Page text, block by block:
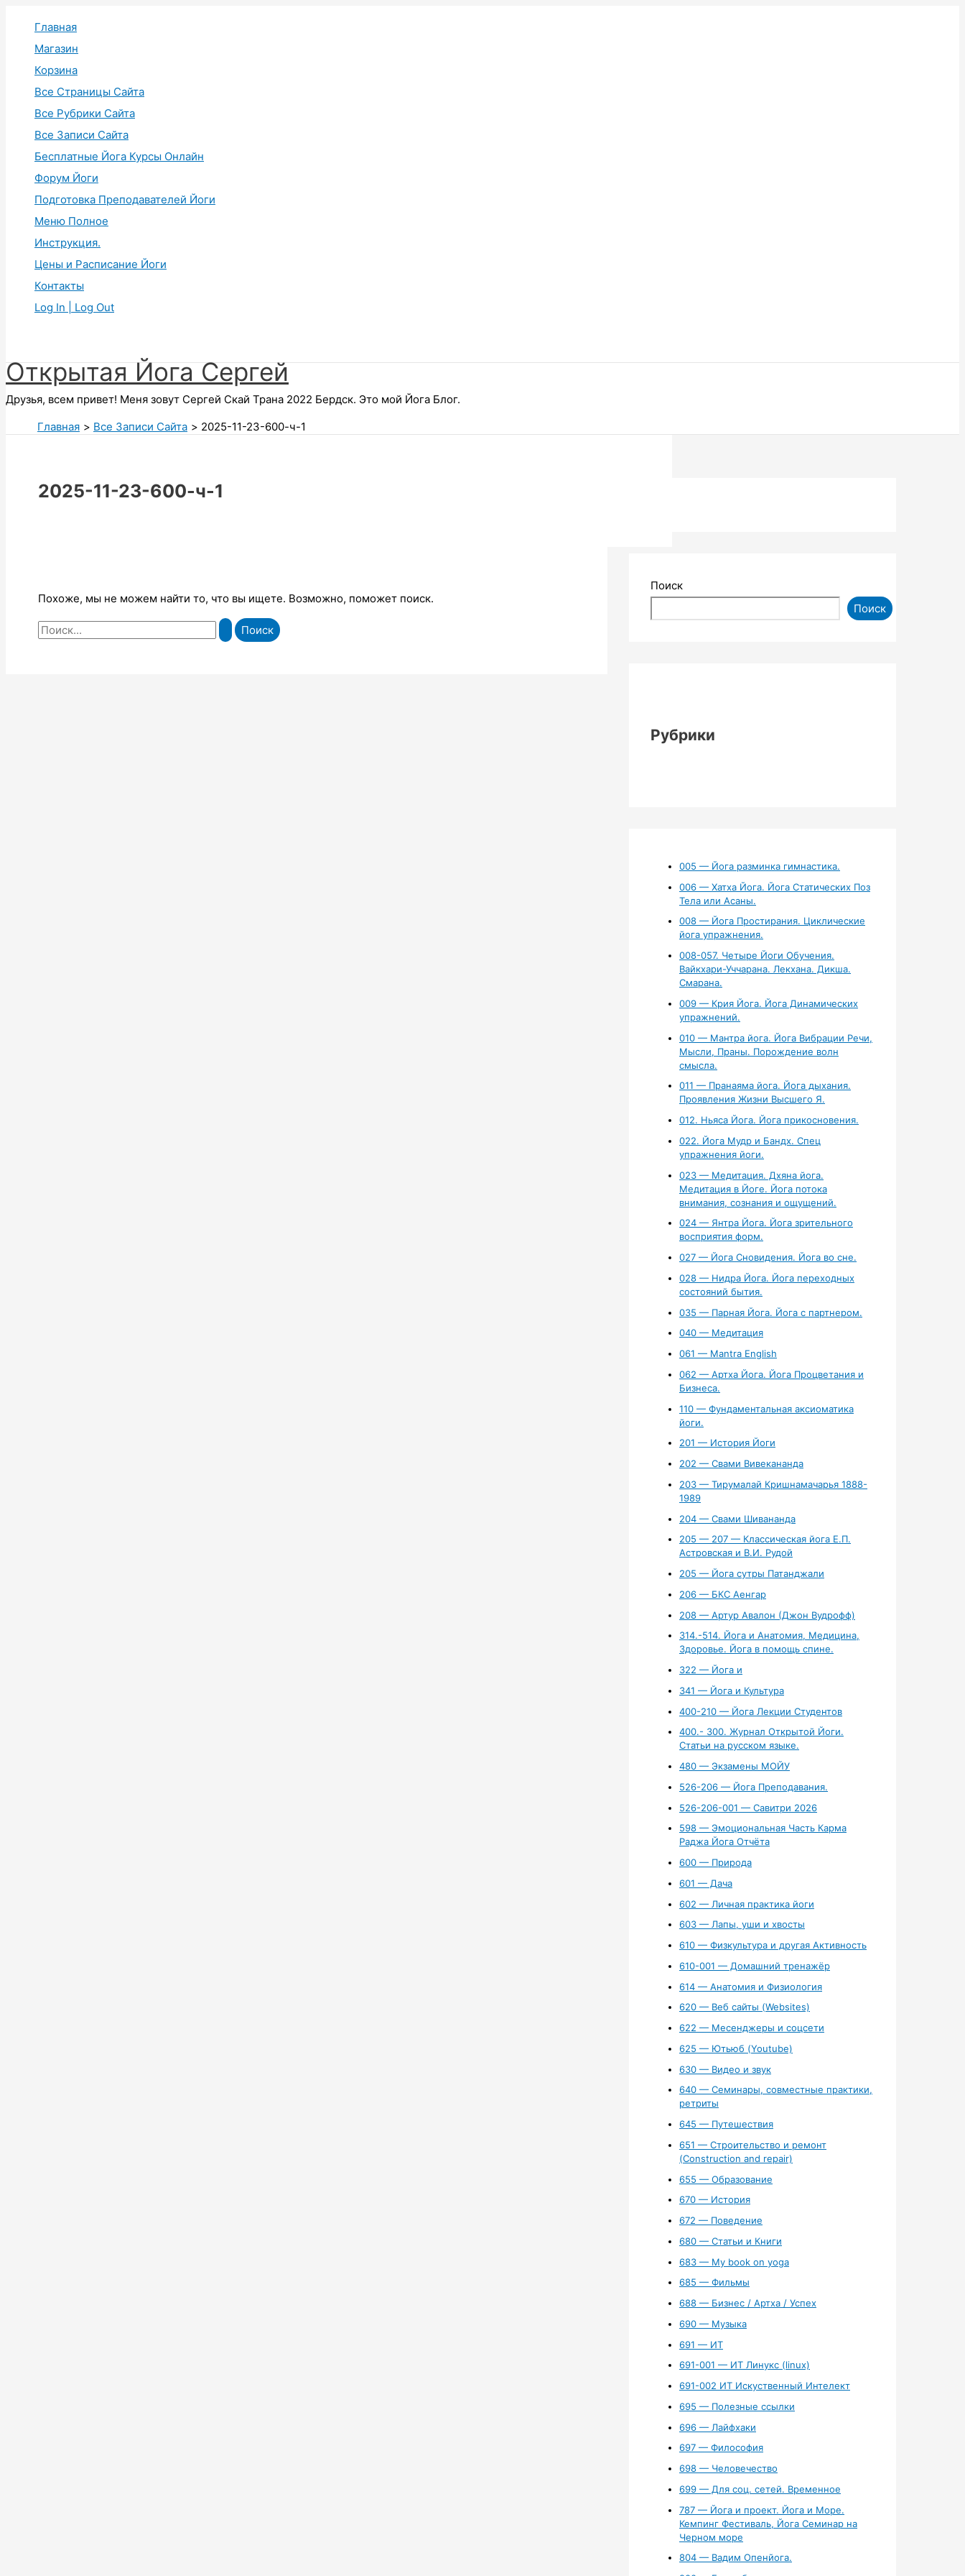
содержимому
Главная
Магазин
Корзина
Все Страницы Сайта
Все Рубрики Сайта
Все Записи Сайта
Бесплатные Йога Курсы Онлайн
Форум Йоги
Подготовка Преподавателей Йоги
Меню Полное
Инструкция.
Цены и Расписание Йоги
Контакты
Log In | Log Out
Открытая Йога Сергей
Друзья, всем привет! Меня зовут Сергей Скай Трана 2022 Бердск. Это мой Йога Блог.
Главная
Все Записи Сайта 2025-11-23-600-ч-1
2025-11-23-600-ч-1
Похоже, мы не можем найти то, что вы ищете. Возможно, поможет поиск.
Поиск:
Поиск
Поиск
Рубрики
005 — Йога разминка гимнастика.
006 — Хатха Йога. Йога Статических Поз
Тела или Асаны.
008 — Йога Простирания. Циклические
йога упражнения.
008-057. Четыре Йоги Обучения.
Вайкхари-Уччарана. Лекхана. Дикша.
Смарана.
009 — Крия Йога. Йога Динамических
упражнений.
010 — Мантра йога. Йога Вибрации Речи,
Мысли, Праны. Порождение волн
смысла.
011 — Пранаяма йога. Йога дыхания.
Проявления Жизни Высшего Я.
012. Ньяса Йога. Йога прикосновения.
022. Йога Мудр и Бандх. Спец
упражнения йоги.
023 — Медитация. Дхяна йога.
Медитация в Йоге. Йога потока
внимания, сознания и ощущений.
024 — Янтра Йога. Йога зрительного
восприятия форм.
027 — Йога Сновидения. Йога во сне.
028 — Нидра Йога. Йога переходных
состояний бытия.
035 — Парная Йога. Йога с партнером.
040 — Медитация
061 — Mantra English
062 — Артха Йога. Йога Процветания и
Бизнеса.
110 — Фундаментальная аксиоматика
йоги.
201 — История Йоги
202 — Свами Вивекананда
203 — Тирумалай Кришнамачарья 1888-
1989
204 — Свами Шивананда
205 — 207 — Классическая йога Е.П.
Астровская и В.И. Рудой
205 — Йога сутры Патанджали
206 — БКС Аенгар
208 — Артур Авалон (Джон Вудрофф)
314.-514. Йога и Анатомия, Медицина,
Здоровье. Йога в помощь спине.
322 — Йога и
341 — Йога и Культура
400-210 — Йога Лекции Студентов
400.- 300. Журнал Открытой Йоги.
Статьи на русском языке.
480 — Экзамены МОЙУ
526-206 — Йога Преподавания.
526-206-001 — Савитри 2026
598 — Эмоциональная Часть Карма
Раджа Йога Отчёта
600 — Природа
601 — Дача
602 — Личная практика йоги
603 — Лапы, уши и хвосты
610 — Физкультура и другая Активность
610-001 — Домашний тренажёр
614 — Анатомия и Физиология
620 — Веб сайты (Websites)
622 — Месенджеры и соцсети
625 — Ютьюб (Youtube)
630 — Видео и звук
640 — Семинары, совместные практики,
ретриты
645 — Путешествия
651 — Строительство и ремонт
(Construction and repair)
655 — Образование
670 — История
672 — Поведение
680 — Статьи и Книги
683 — My book on yoga
685 — Фильмы
688 — Бизнес / Артха / Успех
690 — Музыка
691 — ИТ
691-001 — ИТ Линукс (linux)
691-002 ИТ Искуственный Интелект
695 — Полезные ссылки
696 — Лайфхаки
697 — Философия
698 — Человечество
699 — Для соц. сетей. Временное
787 — Йога и проект. Йога и Море.
Кемпинг Фестиваль, Йога Семинар на
Черном море
804 — Вадим Опенйога.